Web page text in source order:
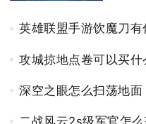
英雄联盟手游饮魔刀有
攻城掠地点卷可以买什
深空之眼怎么扫荡地面
二战风云2s级军官怎